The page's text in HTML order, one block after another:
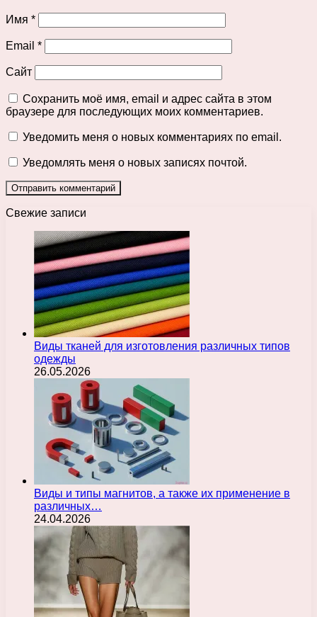
Имя *
Email *
Сайт
Сохранить моё имя, email и адрес сайта в этом
браузере для последующих моих комментариев.
Уведомить меня о новых комментариях по email.
Уведомлять меня о новых записях почтой.
Свежие записи
Виды тканей для изготовления различных типов
одежды
26.05.2026
Виды и типы магнитов, а также их применение в
различных…
24.04.2026